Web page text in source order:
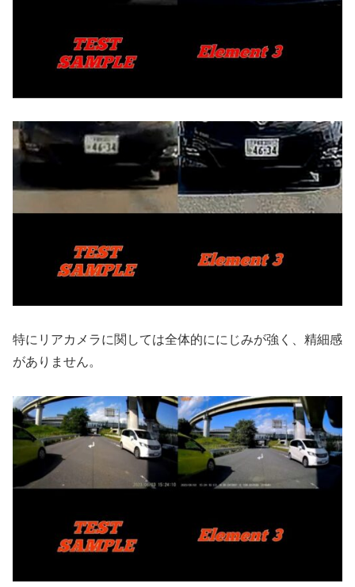
特にリアカメラに関しては全体的ににじみが強く、精細感
がありません。